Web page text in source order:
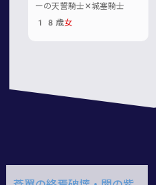
ーの天誓騎士✕城塞騎士
18歳女